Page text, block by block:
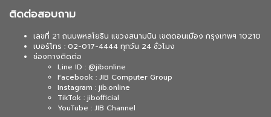
ติดต่อสอบถาม
เลขที่ 21 ถนนพหลโยธิน แขวงสนามบิน เขตดอนเมือง กรุงเทพฯ 10210
เบอร์โทร : 02-017-4444 ทุกวัน 24 ชั่วโมง
ช่องทางติดต่อ
Line ID : @jibonline
Facebook : JIB Computer Group
Instagram : jib.online
TikTok : jibofficial
YouTube : JIB Channel